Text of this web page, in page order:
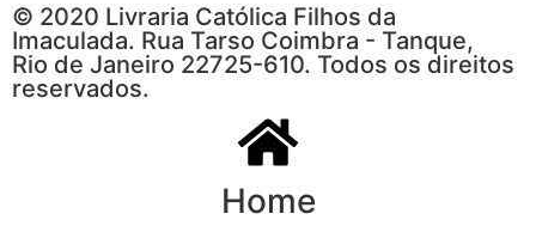
© 2020 Livraria Católica Filhos da
Imaculada. Rua Tarso Coimbra - Tanque,
Rio de Janeiro 22725-610. Todos os direitos
reservados.
Home